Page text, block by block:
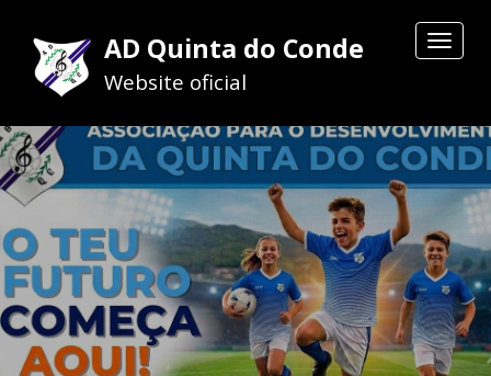
Toggle
AD Quinta do Conde
Website oficial